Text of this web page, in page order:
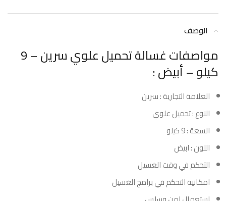
الوصف
مواصفات غسالة تحميل علوي سرين – 9
كيلو – أبيض :
العلامة التجارية : سرين
النوع : تحميل علوي
السعة : 9 كيلو
اللون : ابيض
التحكم في وقت الغسيل
امكانية التحكم في برامج الغسيل